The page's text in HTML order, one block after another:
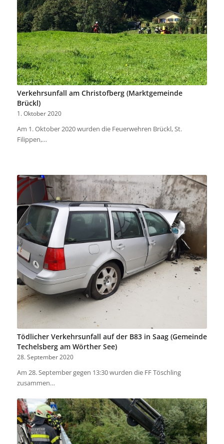
Verkehrsunfall am Christofberg (Marktgemeinde
Brückl)
1. Oktober 2020
Am 1. Oktober 2020 wurden die Feuerwehren Brückl, St.
Filippen,…
Tödlicher Verkehrsunfall auf der B83 in Saag (Gemeinde
Techelsberg am Wörther See)
28. September 2020
Am 28. September gegen 13:30 wurden die FF Töschling
zusammen…